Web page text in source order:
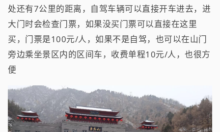
处还有7公里的距离，自驾车辆可以直接开车进去，进
大门时会检查门票，如果没买门票可以直接在这里
买，门票是100元/人，如果不是自驾，也可以在山门
旁边乘坐景区内的区间车，收费单程10元/人，也很方
便